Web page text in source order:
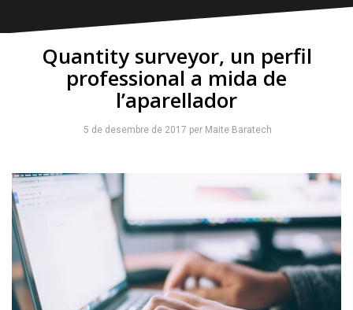
Quantity surveyor, un perfil
professional a mida de
l’aparellador
5 de desembre de 2017 per Maite Baratech